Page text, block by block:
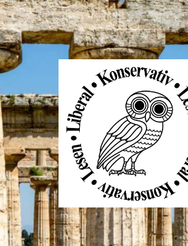
Liberal
Konservativ
Lesen